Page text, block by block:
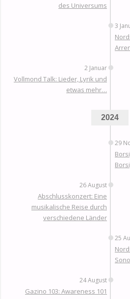
des Universums
3
2 Januar
Vollmond Talk: Lieder, Lyrik und
etwas mehr…
2024
29
26 August
Abschlusskonzert: Eine
musikalische Reise durch
verschiedene Länder
25
24 August
Gazino 103: Awareness 101